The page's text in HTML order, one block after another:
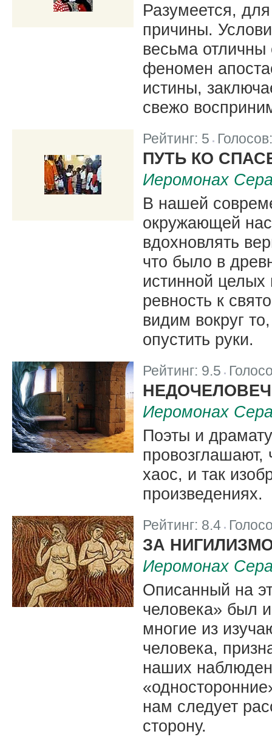
Разумеется,
причины.
весьма
феномен
истины,
свежо
Рейтинг: 5
ПУТЬ КО
Иеромонах
В нашей
окружающей
вдохновлять
что было в
истинной
ревность к
видим вокруг
опустить руки.
Рейтинг: 9.5
Иеромонах
Поэты и
хаос, и так
произведениях.
Рейтинг: 8.4
ЗА
Иеромонах
Описанный на
человека» был
многие из
человека,
наших
нам следует
сторону.